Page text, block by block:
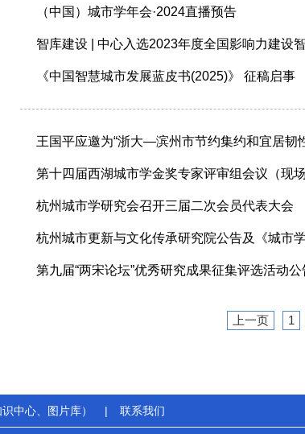
（中国）城市学年会·2024直播预告
智库建设 | 中心入选2023年度全国影响力建设
《中国智慧城市发展蓝皮书(2025)》 征稿启事
王国平应邀为“浙大—滨州市节约集约和宜居韧
第十四届西湖城市学金奖专家评审组会议（现
杭州城市学研究会召开三届二次会员代表大会
杭州城市更新与文化传承研究院公告及《城市
第九届“两宋论坛”优秀研究成果征集评选活动公
上一页 1
中心、图片库） | 联系我们